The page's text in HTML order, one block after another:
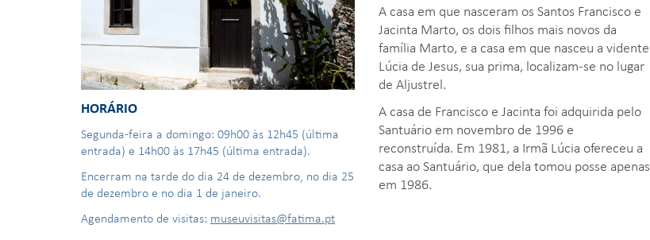
HORÁRIO
Segunda-feira a domingo: 09h00 às 12h45 (última
entrada) e 14h00 às 17h45 (última entrada).
Encerram na tarde do dia 24 de dezembro, no dia 25
de dezembro e no dia 1 de janeiro.
Agendamento de visitas: museuvisitas@fatima.pt
A casa em que nasceram os Santos Francisco e
Jacinta Marto, os dois filhos mais novos da
família Marto, e a casa em que nasceu a vidente
Lúcia de Jesus, sua prima, localizam-se no lugar
de Aljustrel.
A casa de Francisco e Jacinta foi adquirida pelo
Santuário em novembro de 1996 e
reconstruída. Em 1981, a Irmã Lúcia ofereceu a
casa ao Santuário, que dela tomou posse apenas
em 1986.